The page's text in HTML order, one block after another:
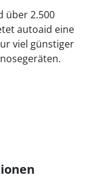
über 2.500
autoaid eine
viel günstiger